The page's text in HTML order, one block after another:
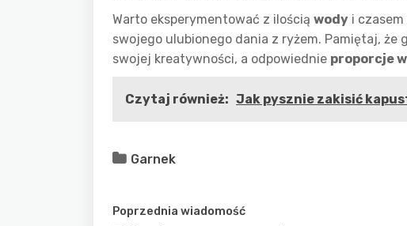
Warto eksperymentować z ilością wody i czasem
swojego ulubionego dania z ryżem. Pamiętaj,
swojej kreatywności, a odpowiednie proporcje
Czytaj również: Jak pysznie zakisić
Garnek
Poprzednia wiadomość